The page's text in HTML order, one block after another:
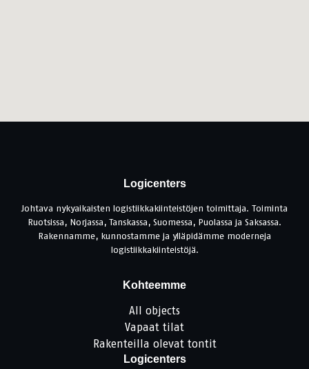
Logicenters
Johtava nykyaikaisten logistiikkakiinteistöjen toimittaja. Toiminta
Ruotsissa, Norjassa, Tanskassa, Suomessa, Puolassa ja Saksassa.
Rakennamme, kunnostamme ja ylläpidämme moderneja
logistiikkakiinteistöjä.
Kohteemme
All objects
Vapaat tilat
Rakenteilla olevat tontit
Logicenters